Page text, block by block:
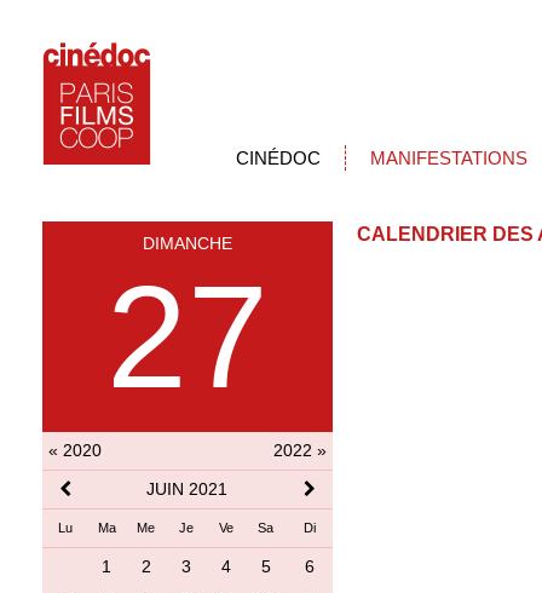
CINÉDOC MANIFESTATIONS
DIMANCHE
27
« 2020
2022 »
JUIN 2021
Lu Ma Me Je Ve Sa Di
1 2 3 4 5
6
CALENDRIER DES